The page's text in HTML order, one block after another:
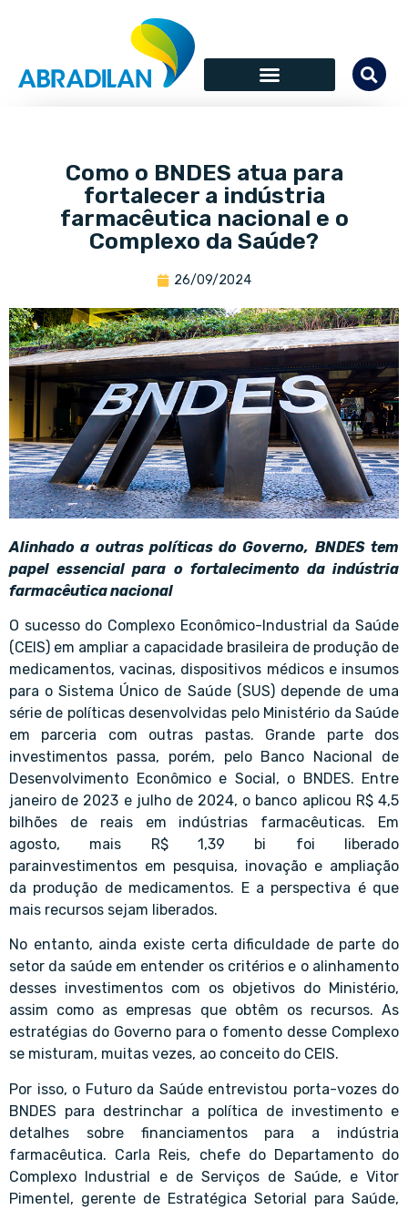
Como o BNDES atua para
fortalecer a indústria
farmacêutica nacional e o
Complexo da Saúde?
26/09/2024
Alinhado a outras políticas do Governo, BNDES tem
papel essencial para o fortalecimento da indústria
farmacêutica nacional
O sucesso do Complexo Econômico-Industrial da Saúde
(CEIS) em ampliar a capacidade brasileira de produção de
medicamentos, vacinas, dispositivos médicos e insumos
para o Sistema Único de Saúde (SUS) depende de uma
série de políticas desenvolvidas pelo Ministério da Saúde
em parceria com outras pastas. Grande parte dos
investimentos passa, porém, pelo Banco Nacional de
Desenvolvimento Econômico e Social, o BNDES. Entre
janeiro de 2023 e julho de 2024, o banco aplicou R$ 4,5
bilhões de reais em indústrias farmacêuticas. Em
agosto, mais R$ 1,39 bi foi liberado
parainvestimentos em pesquisa, inovação e ampliação
da produção de medicamentos. E a perspectiva é que
mais recursos sejam liberados.
No entanto, ainda existe certa dificuldade de parte do
setor da saúde em entender os critérios e o alinhamento
desses investimentos com os objetivos do Ministério,
assim como as empresas que obtêm os recursos. As
estratégias do Governo para o fomento desse Complexo
se misturam, muitas vezes, ao conceito do CEIS.
Por isso, o Futuro da Saúde entrevistou porta-vozes do
BNDES para destrinchar a política de investimento e
detalhes sobre financiamentos para a indústria
farmacêutica. Carla Reis, chefe do Departamento do
Complexo Industrial e de Serviços de Saúde, e Vitor
Pimentel, gerente de Estratégica Setorial para Saúde,